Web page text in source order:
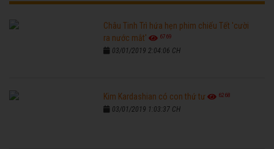
Châu Tinh Trì hứa hẹn phim chiếu Tết 'cười
ra nước mắt'
6769
03/01/2019 2:04:06 CH
Kim Kardashian có con thứ tư 6268
03/01/2019 1:03:37 CH